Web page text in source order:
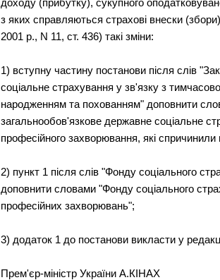
доходу (прибутку), сукупного
з яких справляються страхові внески
2001 р., N 11, ст. 436) такі зміни:
1) вступну частину постанови після слів
соціальне страхування у зв'язку з
народженням та похованням" доповнити
загальнообов'язкове державне соціальне
професійного захворювання, які
2) пункт 1 після слів "Фонду соціального
доповнити словами "Фонду соціального
професійних захворювань";
3) додаток 1 до постанови викласти у
Прем'єр-міністр України А.КІНАХ